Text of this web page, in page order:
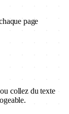
page
collez du texte